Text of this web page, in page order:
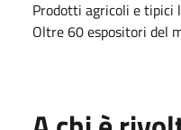
Prodotti agricoli e tipici
Oltre 60 espositori del